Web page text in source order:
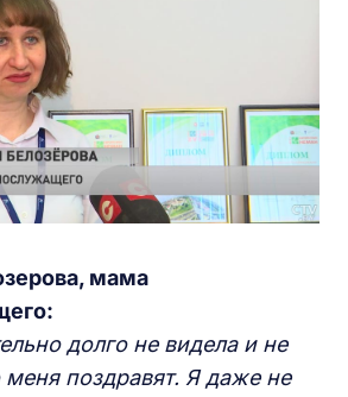
мама
долго не видела и не
меня поздравят. Я даже не